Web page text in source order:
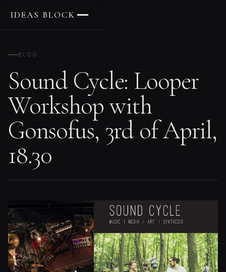
IDEAS BLOCK
BLOG
Sound Cycle: Looper
Workshop with
Gonsofus, 3rd of April,
18.30